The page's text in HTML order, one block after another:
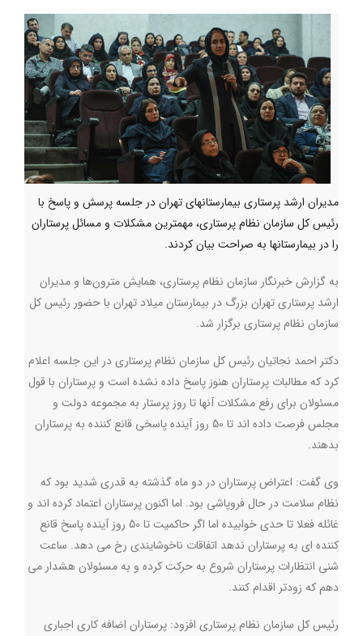
مدیران ارشد پرستاری بیمارستانهای تهران در جلسه پرسش و پاسخ با
رئیس کل سازمان نظام پرستاری، مهمترین مشکلات و مسائل پرستاران
را در بیمارستانها به صراحت بیان کردند.
به گزارش خبرنگار سازمان نظام پرستاری، همایش مترون‌ها و مدیران
ارشد پرستاری تهران بزرگ در بیمارستان میلاد تهران با حضور رئیس کل
سازمان نظام پرستاری برگزار شد.
دکتر احمد نجاتیان رئیس کل سازمان نظام پرستاری در این جلسه اعلام
کرد که مطالبات پرستاران هنوز پاسخ داده نشده است و پرستاران با قول
مسئولان برای رفع مشکلات آنها تا روز پرستار به مجموعه دولت و
مجلس فرصت داده اند تا 50 روز آینده پاسخی قانع کننده به پرستاران
بدهند.
وی گفت: اعتراض پرستاران در دو ماه گذشته به قدری شدید بود که
نظام سلامت در حال فروپاشی بود. اما اکنون پرستاران اعتماد کرده اند و
غائله فعلا تا حدی خوابیده اما اگر حاکمیت تا 50 روز آینده پاسخ قانع
کننده ای به پرستاران ندهد اتفاقات ناخوشایندی رخ می دهد. ساعت
شنی انتظارات پرستاران شروع به حرکت کرده و به مسئولان هشدار می
دهم که زودتر اقدام کنند.
رئیس کل سازمان نظام پرستاری افزود: پرستاران اضافه کاری اجباری